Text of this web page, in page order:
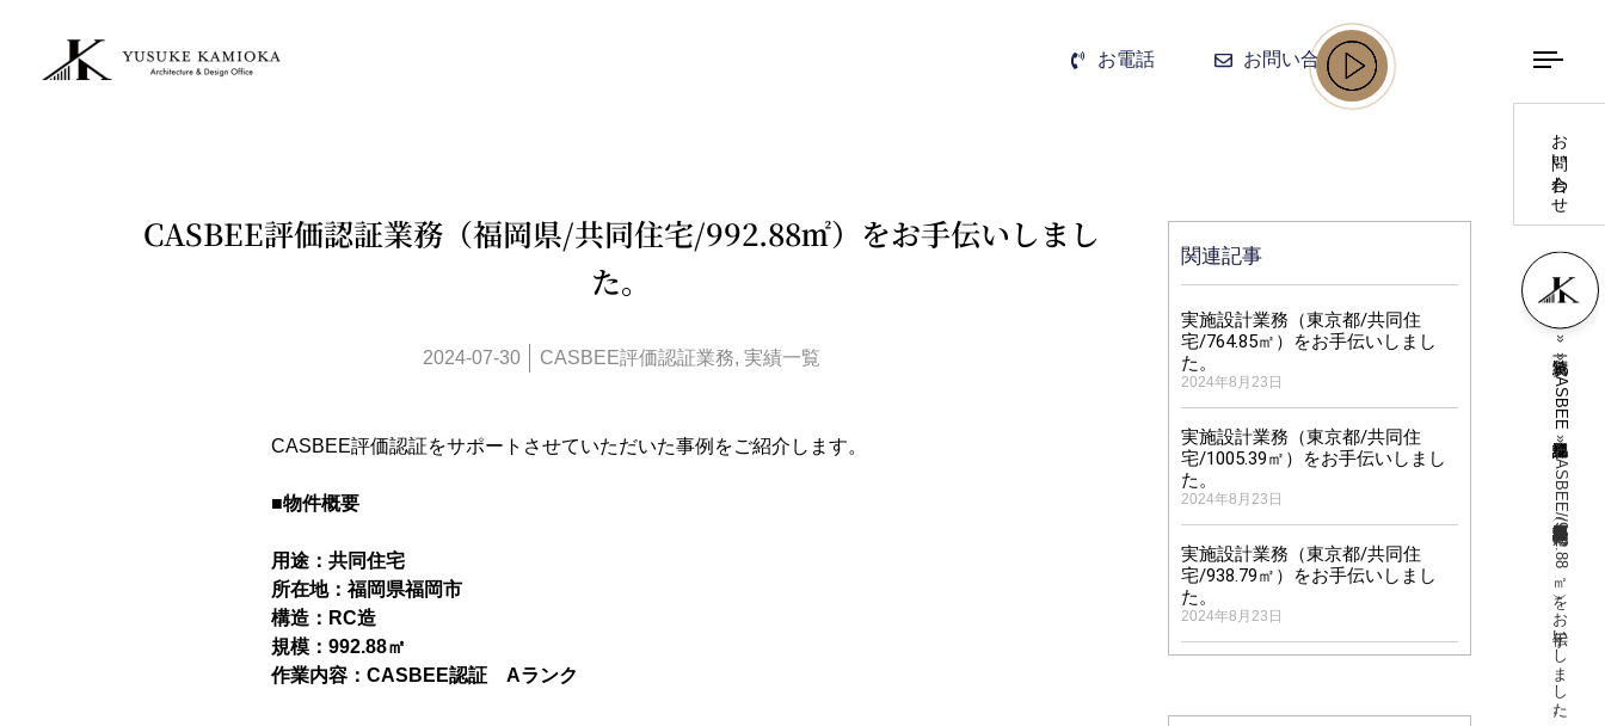
お電話 お問い合わせ
お問い合わせ
»
»
CASBEE評価認証業務
»
CASBEE評価認証業務（福岡県/共同住宅/992.88㎡）をお手伝いしました。
CASBEE評価認証業務（福岡県/共同住宅/992.88㎡）をお手伝いしまし
た。
2024-07-30 CASBEE評価認証業務, 実績一覧
CASBEE評価認証をサポートさせていただいた事例をご紹介します。
■物件概要
用途：共同住宅
所在地：福岡県福岡市
構造：RC造
規模：992.88㎡
作業内容：CASBEE認証 Aランク
関連記事
実施設計業務（東京都/共同住
宅/764.85㎡）をお手伝いしまし
た。
2024年8月23日
実施設計業務（東京都/共同住
宅/1005.39㎡）をお手伝いしまし
た。
2024年8月23日
実施設計業務（東京都/共同住
宅/938.79㎡）をお手伝いしまし
た。
2024年8月23日